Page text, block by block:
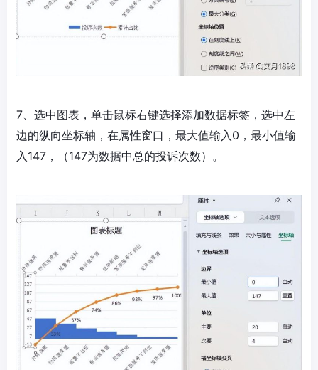
7、选中图表，单击鼠标右键选择添加数据标签，选中左
边的纵向坐标轴，在属性窗口，最大值输入0，最小值输
入147，（147为数据中总的投诉次数）。